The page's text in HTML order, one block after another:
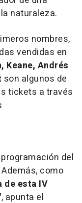
naturaleza.
nombres,
vendidas en
Keane, Andrés
son algunos de
tickets a través
del
como
de esta IV
, apunta el